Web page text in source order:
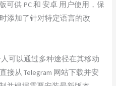
可供 PC 和 安卓 用户使用，保
添加了针对特定语言的改
可以通过多种途径在其移动
接从 Telegram 网站下载并安